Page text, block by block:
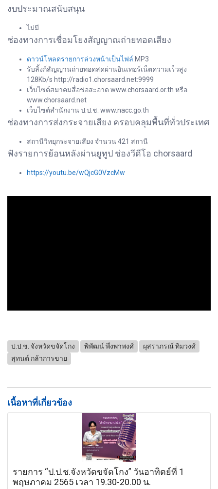
งบประมาณสนับสนุน
ไม่มี
ช่องทางการเชื่อมโยงสัญญาณถ่ายทอดเสียง
ดาวน์โหลดรายการล่วงหน้าเป็นไฟล์ .MP3
รับลิ้งก์สัญญานถ่ายทอดสดผ่านอินเทอร์เน็ตความเร็วสูง
128Kb/s http://radio1.chorsaard.net:9999
เว็บไซต์สมาคมสื่อช่อสะอาด www.chorsaard.or.th หรือ
www.chorsaard.net
เว็บไซต์สำนักงาน ป.ป.ช. www.nacc.go.th
ช่องทางการส่งกระจายเสียง ครอบคลุมพื้นที่ทั่วประเทศ
สถานีวิทยุกระจายเสียง จำนวน 421 สถานี
ฟังรายการย้อนหลังผ่านยูทูป ช่องวีดีโอ chorsaard
https://youtu.be/wQjcG0VzcMw
ป.ป.ช. จังหวัดขจัดโกง พิพัฒน์ พึ่งพาพงศ์
ผุสราภรณ์ ทิมวงศ์
สุทนต์ กล้าการขาย
เนื้อหาที่เกี่ยวข้อง
รายการ “ป.ป.ช.จังหวัดขจัดโกง” วันอาทิตย์ที่ 1
พฤษภาคม 2565 เวลา 19.30-20.00 น.